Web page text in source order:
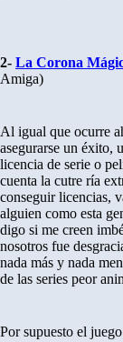
2- La Corona
Amiga)
Al igual que ocurre
asegurarse un éxito,
licencia de serie o
cuenta la cutre ría
conseguir licencias,
alguien como esta
digo si me creen
nosotros fue
nada más y nada
de las series peor
Por supuesto el